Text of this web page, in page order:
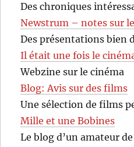
Des chroniques
Newstrum – notes sur
Des présentations bien
Il était une fois le
Webzine sur le cinéma
Blog: Avis sur des films
Une sélection de films
Mille et une Bobines
Le blog d’un amateur